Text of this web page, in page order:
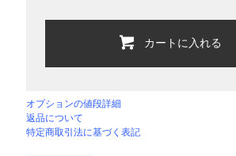
カートに入れる
オプションの値段詳細
返品について
特定商取引法に基づく表記